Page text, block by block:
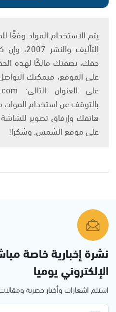
التأليف
حقك، بصفتك مالكًا لهذه
على الموقع، فيمكنك التواصل
بالتوقف عن استخدام
هاتفك وإرفاق تصوير
على موقع الشمس. وشكرًا!
نشرة إخبارية خاصة
الإلكتروني يوميا
استلم اشعارات وأخبار حصرية